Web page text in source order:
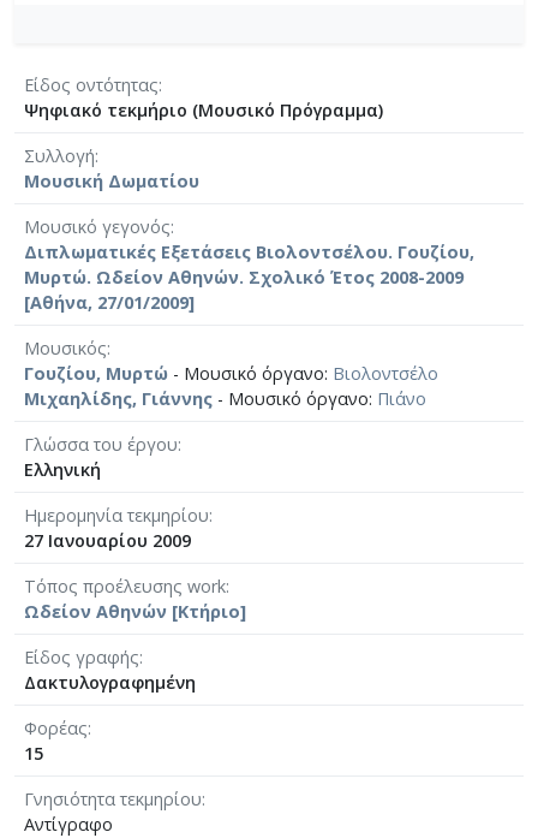
Είδος οντότητας
Ψηφιακό τεκμήριο (Μουσικό Πρόγραμμα)
Συλλογή
Μουσική Δωματίου
Μουσικό γεγονός
Διπλωματικές Εξετάσεις Βιολοντσέλου. Γουζίου,
Μυρτώ. Ωδείον Αθηνών. Σχολικό Έτος 2008-2009
[Αθήνα, 27/01/2009]
Μουσικός
Γουζίου, Μυρτώ - Μουσικό όργανο: Βιολοντσέλο
Μιχαηλίδης, Γιάννης - Μουσικό όργανο: Πιάνο
Γλώσσα του έργου
Ελληνική
Ημερομηνία τεκμηρίου
27 Ιανουαρίου 2009
Τόπος προέλευσης work
Ωδείον Αθηνών [Κτήριο]
Είδος γραφής
Δακτυλογραφημένη
Φορέας
15
Γνησιότητα τεκμηρίου
Αντίγραφο